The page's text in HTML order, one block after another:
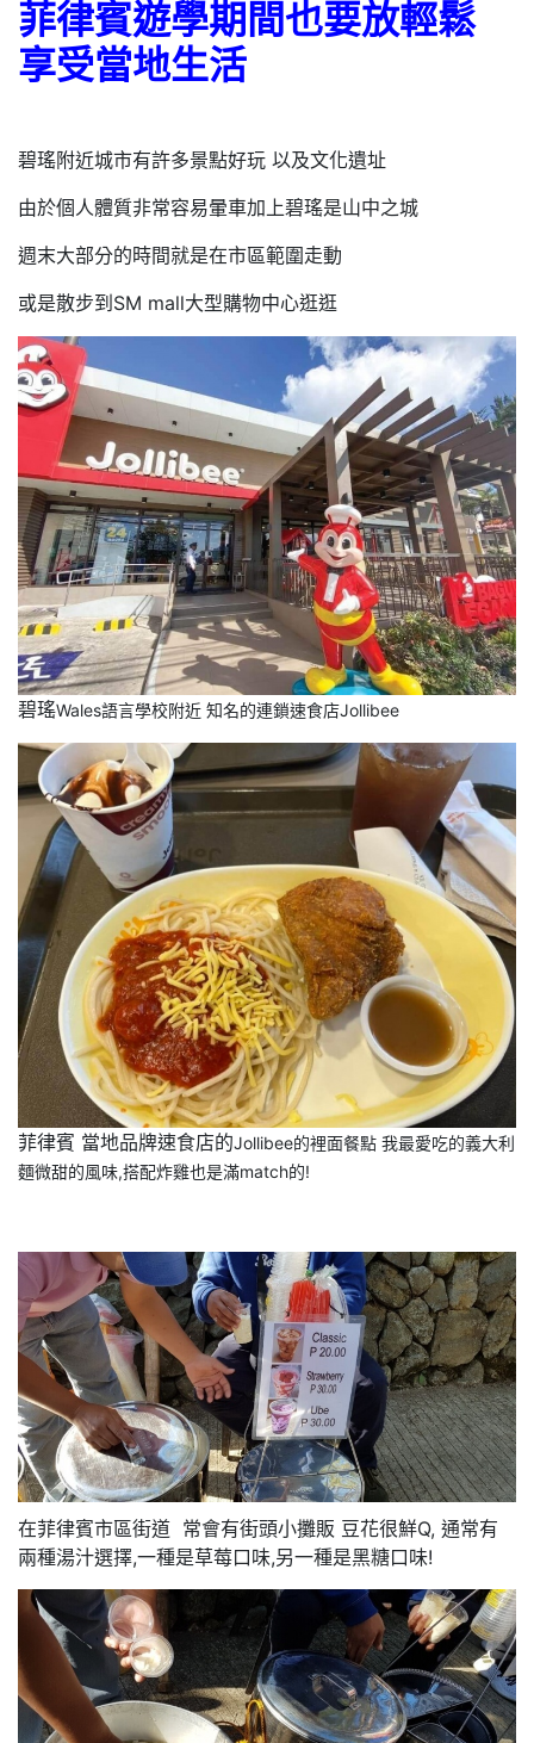
菲律賓遊學期間也要放輕鬆
享受當地生活
碧瑤附近城市有許多景點好玩 以及文化遺址
由於個人體質非常容易暈車加上碧瑤是山中之城
週末大部分的時間就是在市區範圍走動
或是散步到SM mall大型購物中心逛逛
碧瑤Wales語言學校附近 知名的連鎖速食店Jollibee
菲律賓 當地品牌速食店的Jollibee的裡面餐點 我最愛吃的義大利
麵微甜的風味,搭配炸雞也是滿match的!
在菲律賓市區街道 常會有街頭小攤販 豆花很鮮Q, 通常有
兩種湯汁選擇,一種是草莓口味,另一種是黑糖口味!